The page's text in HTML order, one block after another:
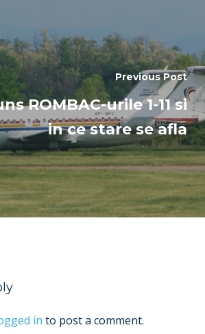
Previous Post
ROMBAC-urile 1-11 si
in ce stare se afla
in to post a comment.